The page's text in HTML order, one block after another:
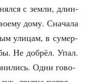
с зем­ли, длин­
дому. Сна­ча­ла
ули­цам, в сумер­
Не добрёл. Упал.
Одни гово­